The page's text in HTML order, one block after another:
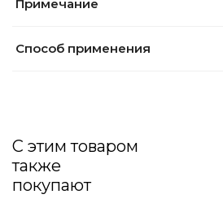
Примечание
Способ применения
С этим товаром
также
покупают